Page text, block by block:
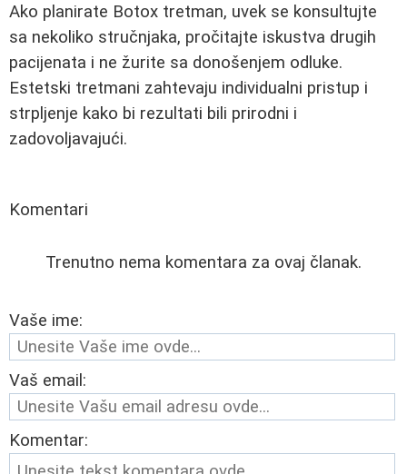
Ako planirate Botox tretman, uvek se konsultujte
sa nekoliko stručnjaka, pročitajte iskustva drugih
pacijenata i ne žurite sa donošenjem odluke.
Estetski tretmani zahtevaju individualni pristup i
strpljenje kako bi rezultati bili prirodni i
zadovoljavajući.
Komentari
Trenutno nema komentara za ovaj članak.
Vaše ime:
Vaš email:
Komentar: